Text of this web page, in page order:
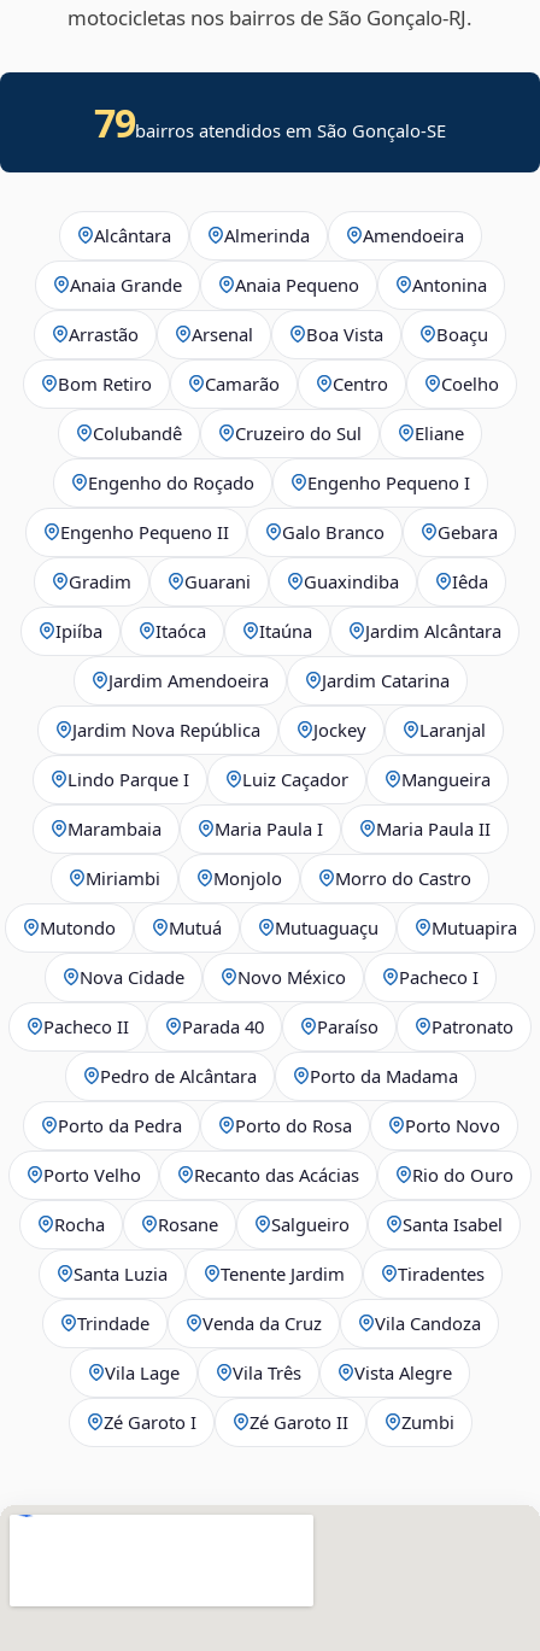
motocicletas nos bairros de São Gonçalo‑RJ.
79bairros atendidos emSão Gonçalo-SE
Alcântara Almerinda Amendoeira
Anaia Grande Anaia Pequeno Antonina
Arrastão Arsenal Boa Vista Boaçu
Bom Retiro Camarão Centro Coelho
Colubandê Cruzeiro do Sul Eliane
Engenho do Roçado Engenho Pequeno I
Engenho Pequeno II Galo Branco Gebara
Gradim Guarani Guaxindiba Iêda
Ipiíba Itaóca Itaúna Jardim Alcântara
Jardim Amendoeira Jardim Catarina
Jardim Nova República Jockey Laranjal
Lindo Parque I Luiz Caçador Mangueira
Marambaia Maria Paula I Maria Paula II
Miriambi Monjolo Morro do Castro
Mutondo Mutuá Mutuaguaçu Mutuapira
Nova Cidade Novo México Pacheco I
Pacheco II Parada 40 Paraíso Patronato
Pedro de Alcântara Porto da Madama
Porto da Pedra Porto do Rosa Porto Novo
Porto Velho Recanto das Acácias Rio do Ouro
Rocha Rosane Salgueiro Santa Isabel
Santa Luzia Tenente Jardim Tiradentes
Trindade Venda da Cruz Vila Candoza
Vila Lage Vila Três Vista Alegre
Zé Garoto I Zé Garoto II Zumbi